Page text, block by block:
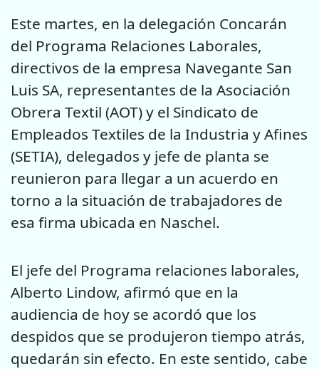
Este martes, en la delegación Concarán
del Programa Relaciones Laborales,
directivos de la empresa Navegante San
Luis SA, representantes de la Asociación
Obrera Textil (AOT) y el Sindicato de
Empleados Textiles de la Industria y Afines
(SETIA), delegados y jefe de planta se
reunieron para llegar a un acuerdo en
torno a la situación de trabajadores de
esa firma ubicada en Naschel.
El jefe del Programa relaciones laborales,
Alberto Lindow, afirmó que en la
audiencia de hoy se acordó que los
despidos que se produjeron tiempo atrás,
quedarán sin efecto. En este sentido, cabe